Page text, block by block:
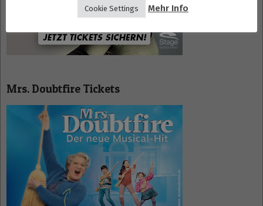
Mrs. Doubtfire Tickets
Cookie Settings Mehr Info